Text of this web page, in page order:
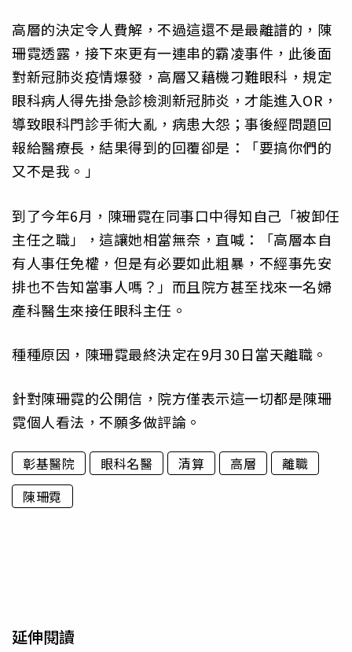
高層的決定令人費解，不過這還不是最離譜的，陳
珊霓透露，接下來更有一連串的霸凌事件，此後面
對新冠肺炎疫情爆發，高層又藉機刁難眼科，規定
眼科病人得先掛急診檢測新冠肺炎，才能進入OR，
導致眼科門診手術大亂，病患大怨；事後經問題回
報給醫療長，結果得到的回覆卻是：「要搞你們的
又不是我。」
到了今年6月，陳珊霓在同事口中得知自己「被卸任
主任之職」，這讓她相當無奈，直喊：「高層本自
有人事任免權，但是有必要如此粗暴，不經事先安
排也不告知當事人嗎？」而且院方甚至找來一名婦
產科醫生來接任眼科主任。
種種原因，陳珊霓最終決定在9月30日當天離職。
針對陳珊霓的公開信，院方僅表示這一切都是陳珊
霓個人看法，不願多做評論。
彰基醫院 眼科名醫 清算 高層
離職
陳珊霓
延伸閱讀